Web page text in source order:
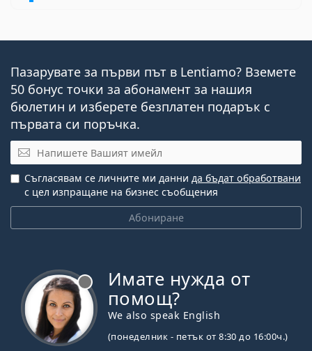
Пазарувате за първи път в Lentiamo? Вземете
50 бонус точки за абонамент за нашия
бюлетин и изберете безплатен подарък с
първата си поръчка.
Имейл
Абониране
Съгласявам се личните ми данни да бъдат обработвани
с цел изпращане на бизнес съобщения
Имате нужда от
помощ?
We also speak English
(понеделник - петък от 8:30 до 16:00ч.)